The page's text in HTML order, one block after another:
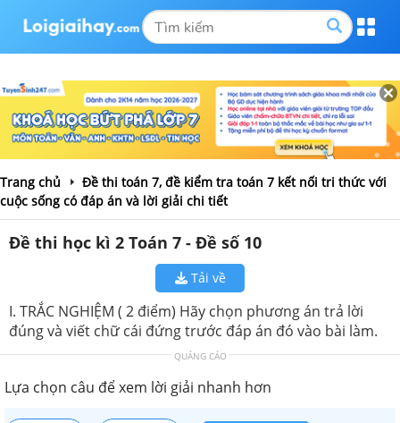
Trang chủ
Đề thi toán 7, đề kiểm tra toán 7 kết nối tri thức với
cuộc sống có đáp án và lời giải chi tiết
Đề thi học kì 2 Toán 7 - Đề số 10
Tải về
I. TRẮC NGHIỆM ( 2 điểm) Hãy chọn phương án trả lời
đúng và viết chữ cái đứng trước đáp án đó vào bài làm.
QUẢNG CÁO
Lựa chọn câu để xem lời giải nhanh hơn